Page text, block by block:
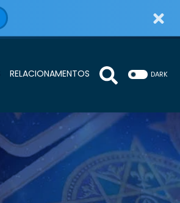
RELACIONAMENTOS DARK